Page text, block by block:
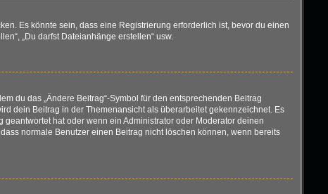
Es könnte sein, dass eine Registrierung erforderlich ist, bevor du einen
„Du darfst Dateianhänge erstellen“ usw.
du das „Ändere Beitrag“-Symbol für den entsprechenden Beitrag
dein Beitrag in der Themenansicht als überarbeitet gekennzeichnet. Es
hat oder wenn ein Administrator oder Moderator deinen
normale Benutzer einen Beitrag nicht löschen können, wenn bereits